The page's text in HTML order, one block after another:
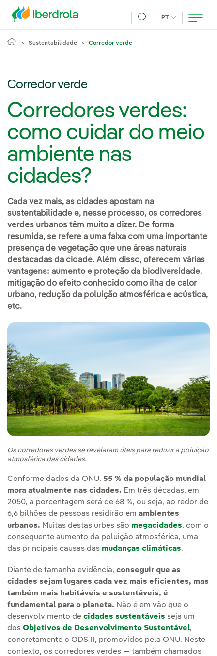
PT IDIOMA ATUAL,
Sustentabilidade Corredor verde
Corredor verde
Corredores verdes:
como cuidar do meio
ambiente nas
cidades?
Cada vez mais, as cidades apostam na
sustentabilidade e, nesse processo, os corredores
verdes urbanos têm muito a dizer. De forma
resumida, se refere a uma faixa com uma importante
presença de vegetação que une áreas naturais
destacadas da cidade. Além disso, oferecem várias
vantagens: aumento e proteção da biodiversidade,
mitigação do efeito conhecido como ilha de calor
urbano, redução da poluição atmosférica e acústica,
etc.
Os corredores verdes se revelaram úteis para reduzir a poluição
atmosférica das cidades.
Conforme dados da ONU, 55 % da população mundial
mora atualmente nas cidades. Em três décadas, em
2050, a porcentagem será de 68 %, ou seja, ao redor de
6,6 bilhões de pessoas residirão em ambientes
urbanos. Muitas destas urbes são megacidades, com o
consequente aumento da poluição atmosférica, uma
das principais causas das mudanças climáticas.
Diante de tamanha evidência, conseguir que as
cidades sejam lugares cada vez mais eficientes, mas
também mais habitáveis e sustentáveis, é
fundamental para o planeta. Não é em vão que o
desenvolvimento de cidades sustentáveis seja um
dos Objetivos de Desenvolvimento Sustentável,
concretamente o ODS 11, promovidos pela ONU. Neste
contexto, os corredores verdes — também chamados